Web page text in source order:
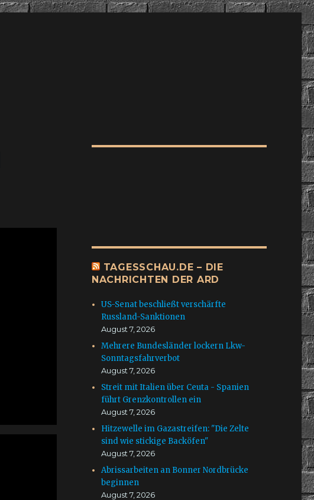
TAGESSCHAU.DE – DIE
NACHRICHTEN DER ARD
US-Senat beschließt verschärfte
Russland-Sanktionen
August 7, 2026
Mehrere Bundesländer lockern Lkw-
Sonntagsfahrverbot
August 7, 2026
Streit mit Italien über Ceuta - Spanien
führt Grenzkontrollen ein
August 7, 2026
Hitzewelle im Gazastreifen: "Die Zelte
sind wie stickige Backöfen"
August 7, 2026
Abrissarbeiten an Bonner Nordbrücke
beginnen
August 7, 2026